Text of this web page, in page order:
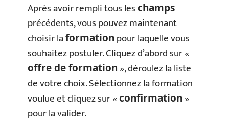
Après avoir rempli tous leschamps
précédents, vous pouvez maintenant
choisir laformation pour laquelle vous
souhaitez postuler. Cliquez d’abord sur «
offre de formation », déroulez la liste
de votre choix. Sélectionnez la formation
voulue et cliquez sur «confirmation »
pour la valider.